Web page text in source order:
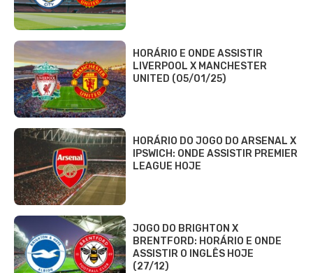
HORÁRIO E ONDE ASSISTIR
LIVERPOOL X MANCHESTER
UNITED (05/01/25)
HORÁRIO DO JOGO DO ARSENAL X
IPSWICH: ONDE ASSISTIR PREMIER
LEAGUE HOJE
JOGO DO BRIGHTON X
BRENTFORD: HORÁRIO E ONDE
ASSISTIR O INGLÊS HOJE
(27/12)